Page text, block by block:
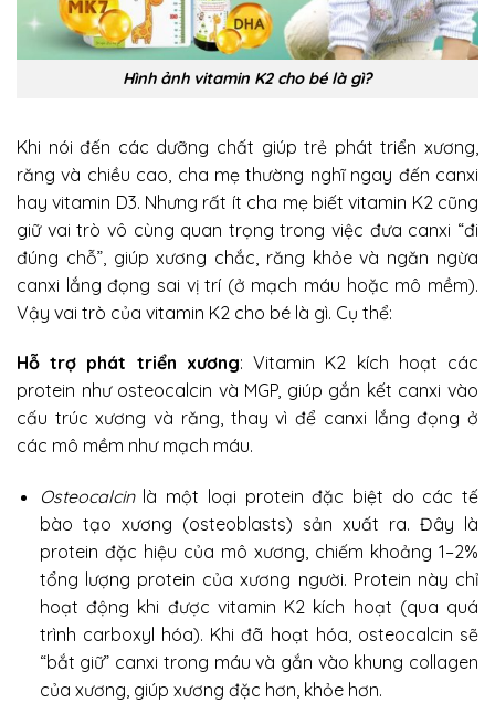
Hình ảnh vitamin K2 cho bé là gì?
Khi nói đến các dưỡng chất giúp trẻ phát triển xương,
răng và chiều cao, cha mẹ thường nghĩ ngay đến canxi
hay vitamin D3. Nhưng rất ít cha mẹ biết vitamin K2 cũng
giữ vai trò vô cùng quan trọng trong việc đưa canxi “đi
đúng chỗ”, giúp xương chắc, răng khỏe và ngăn ngừa
canxi lắng đọng sai vị trí (ở mạch máu hoặc mô mềm).
Vậy vai trò của vitamin K2 cho bé là gì. Cụ thể:
Hỗ trợ phát triển xương: Vitamin K2 kích hoạt các
protein như osteocalcin và MGP, giúp gắn kết canxi vào
cấu trúc xương và răng, thay vì để canxi lắng đọng ở
các mô mềm như mạch máu.
Osteocalcinlà một loại protein đặc biệt do các tế
bào tạo xương (osteoblasts) sản xuất ra. Đây là
protein đặc hiệu của mô xương, chiếm khoảng 1–2%
tổng lượng protein của xương người. Protein này chỉ
hoạt động khi được vitamin K2 kích hoạt (qua quá
trình carboxyl hóa). Khi đã hoạt hóa, osteocalcin sẽ
“bắt giữ” canxi trong máu và gắn vào khung collagen
của xương, giúp xương đặc hơn, khỏe hơn.